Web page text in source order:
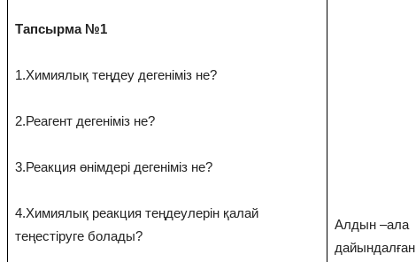
Тапсырма №1
1.Химиялық теңдеу дегеніміз не?
2.Реагент дегеніміз не?
3.Реакция өнімдері дегеніміз не?
4.Химиялық реакция теңдеулерін қалай
теңестіруге болады?
Алдын –ала
дайындалған